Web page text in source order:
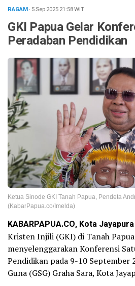
RAGAM· 5 Sep 202521:58WIT
GKI Papua Gelar
Peradaban Pendidikan
Ketua Sinode GKI Tanah Papua, Pendeta
(KabarPapua.co/Imelda)
KABARPAPUA.CO, Kota
Kristen Injili (GKI) di Tanah
menyelenggarakan Konferensi
Pendidikan pada 9-10 September
Guna (GSG) Graha Sara, Kota